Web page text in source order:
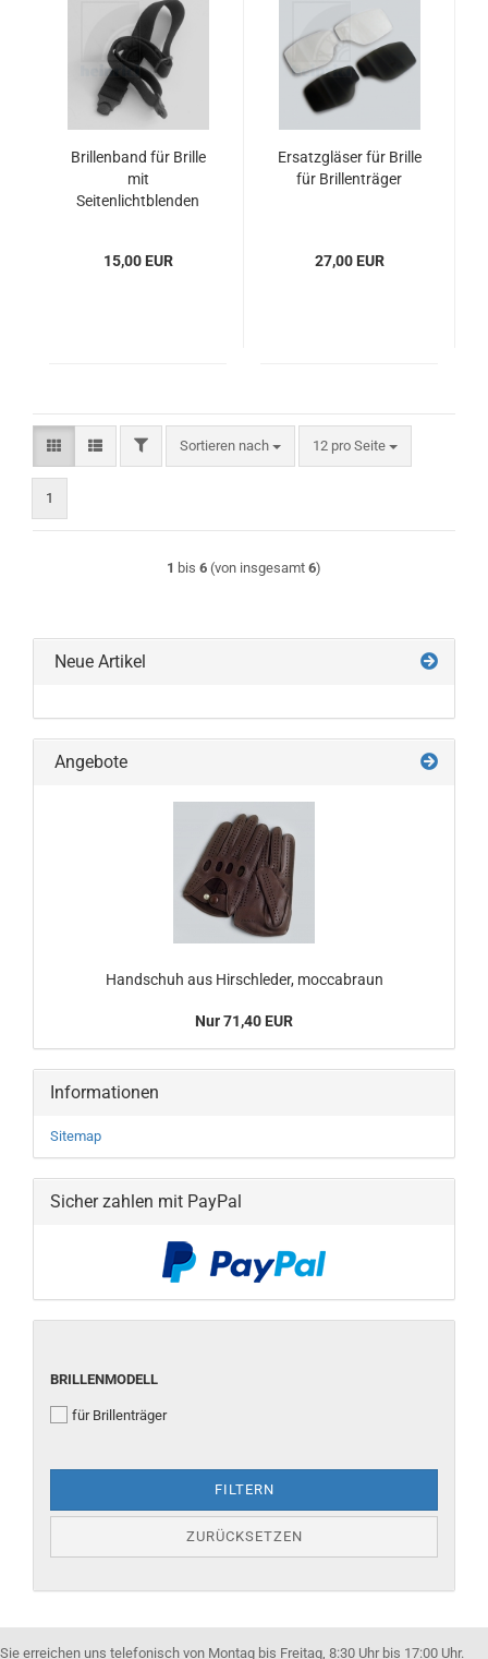
Brillenband für Brille
mit
Seitenlichtblenden
15,00 EUR
Ersatzgläser für Brille
für Brillenträger
27,00 EUR
FILTERSortieren nach
Sortieren nach 12 pro Seite
pro Seite
1
1 bis 6 (von insgesamt 6)
Neue Artikel
Angebote
Handschuh aus Hirschleder, moccabraun
Nur 71,40 EUR
Informationen
Sitemap
Sicher zahlen mit PayPal
BRILLENMODELL
BRILLENMODELL
für Brillenträger
FILTERN
ZURÜCKSETZEN
Sie erreichen uns telefonisch von Montag bis Freitag, 8:30 Uhr bis 17:00 Uhr.